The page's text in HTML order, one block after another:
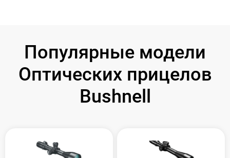
Популярные модели
Оптических прицелов
Bushnell